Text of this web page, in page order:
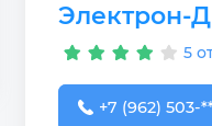
Электрон-
5
+7 (962) 503-
+7 (962) 503-